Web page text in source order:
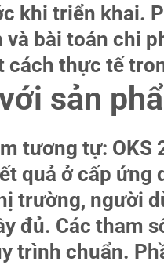
khi triển khai.
bài toán chi
thực tế
sản
tương tự:
quả ở cấp
trường, người
đủ. Các tham
trình chuẩn.